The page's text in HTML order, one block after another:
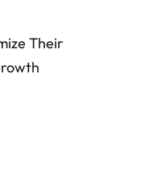
Their